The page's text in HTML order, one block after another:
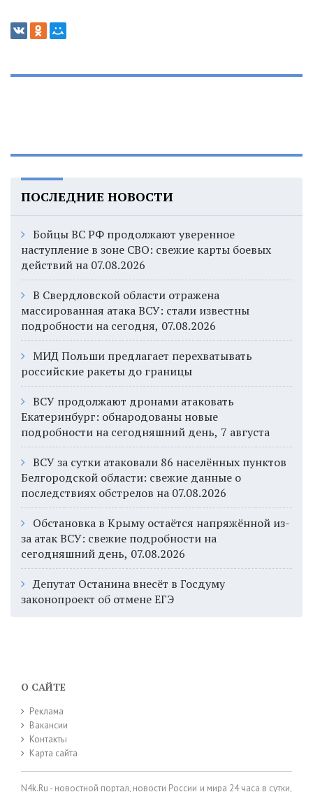
ПОСЛЕДНИЕ НОВОСТИ
Бойцы ВС РФ продолжают уверенное
наступление в зоне СВО: свежие карты боевых
действий на 07.08.2026
В Свердловской области отражена
массированная атака ВСУ: стали известны
подробности на сегодня, 07.08.2026
МИД Польши предлагает перехватывать
российские ракеты до границы
ВСУ продолжают дронами атаковать
Екатеринбург: обнародованы новые
подробности на сегодняшний день, 7 августа
ВСУ за сутки атаковали 86 населённых пунктов
Белгородской области: свежие данные о
последствиях обстрелов на 07.08.2026
Обстановка в Крыму остаётся напряжённой из-
за атак ВСУ: свежие подробности на
сегодняшний день, 07.08.2026
Депутат Останина внесёт в Госдуму
законопроект об отмене ЕГЭ
О САЙТЕ
Реклама
Вакансии
Контакты
Карта сайта
N4k.Ru - новостной портал, новости России и мира 24 часа в сутки,